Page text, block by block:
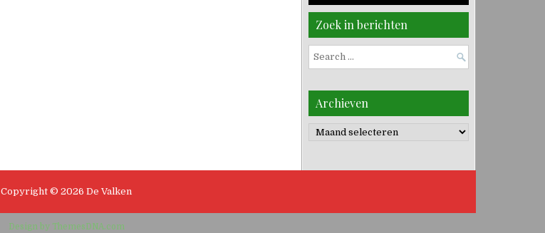
Zoek in berichten
Search
for:
Archieven
Archieven
Copyright © 2026 De Valken
Design by ThemesDNA.com